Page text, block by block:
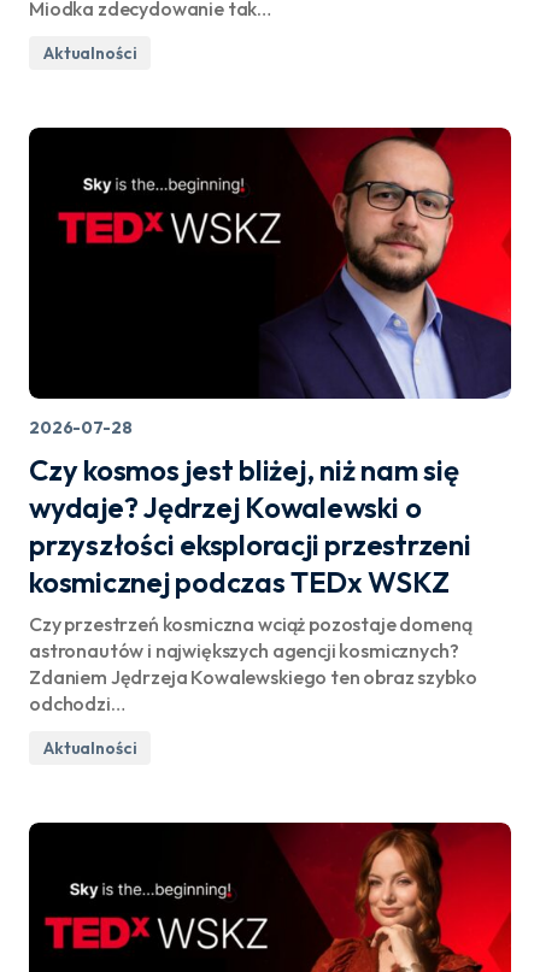
Miodka zdecydowanie tak…
Aktualności
2026-07-28
Czy kosmos jest bliżej, niż nam się
wydaje? Jędrzej Kowalewski o
przyszłości eksploracji przestrzeni
kosmicznej podczas TEDx WSKZ
Czy przestrzeń kosmiczna wciąż pozostaje domeną
astronautów i największych agencji kosmicznych?
Zdaniem Jędrzeja Kowalewskiego ten obraz szybko
odchodzi…
Aktualności